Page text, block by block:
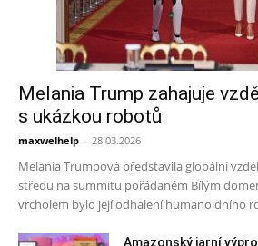
Melania Trump zahajuje
s ukázkou robotů
maxwelhelp - 28.03.2026
Melania Trumpová představila globální
středu na summitu pořádaném Bílým
vrcholem bylo její odhalení humanoidního
Amazonský jarní